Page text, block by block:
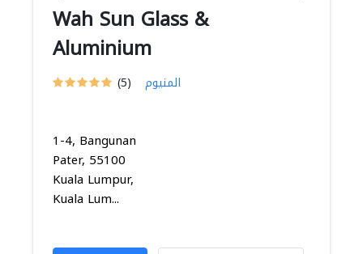
Wah Sun Glass &
Aluminium
(5) المنيوم
1-4, Bangunan
Pater, 55100
Kuala Lumpur,
Kuala Lum...